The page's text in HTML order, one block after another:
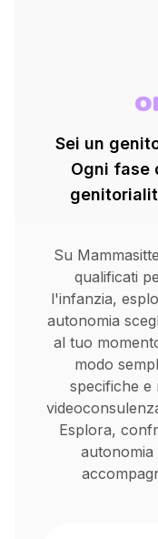
Sei un
Ogni fase
Su
qualificati
l'infanzia,
autonomia
al tuo
modo
specifiche e
Esplora,